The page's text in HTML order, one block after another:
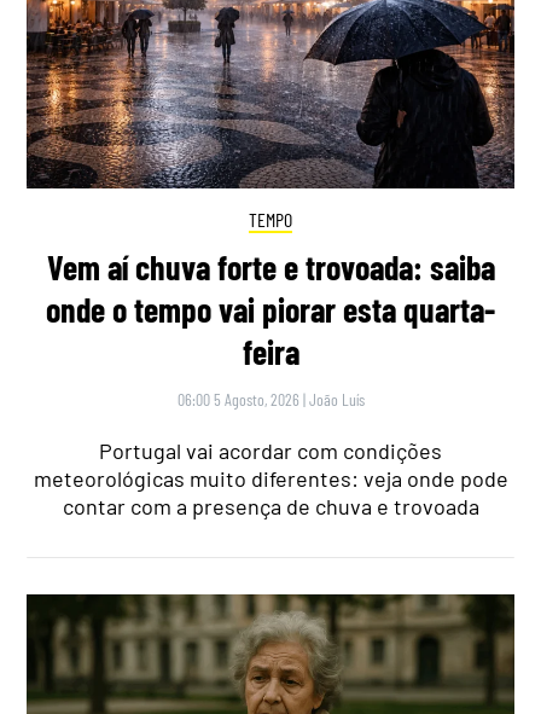
TEMPO
Vem aí chuva forte e trovoada: saiba
onde o tempo vai piorar esta quarta-
feira
06:00 5 Agosto, 2026 |João Luís
Portugal vai acordar com condições
meteorológicas muito diferentes: veja onde pode
contar com a presença de chuva e trovoada